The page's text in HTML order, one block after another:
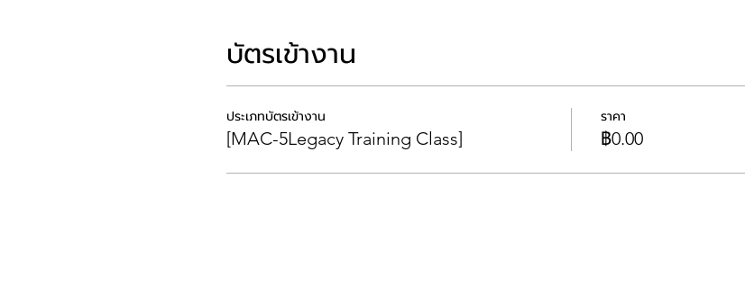
บัตรเข้างาน
ประเภทบัตรเข้างาน
[MAC-5Legacy Training Class]
ราคา
฿0.00